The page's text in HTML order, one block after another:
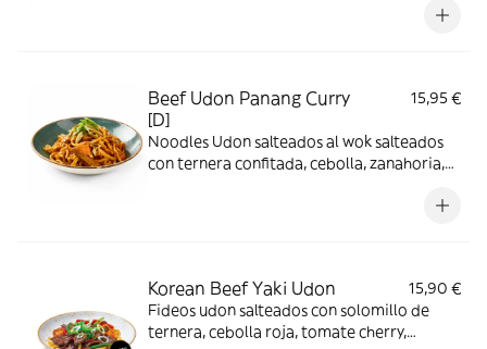
crujiente, huevo plancha, salsa yakisoba y
Beef Udon Panang Curry
[D]
15,95 €
Noodles Udon salteados al wok salteados
con ternera confitada, cebolla, zanahoria,
Korean Beef Yaki Udon
15,90 €
Fideos udon salteados con solomillo de
ternera, cebolla roja, tomate cherry,